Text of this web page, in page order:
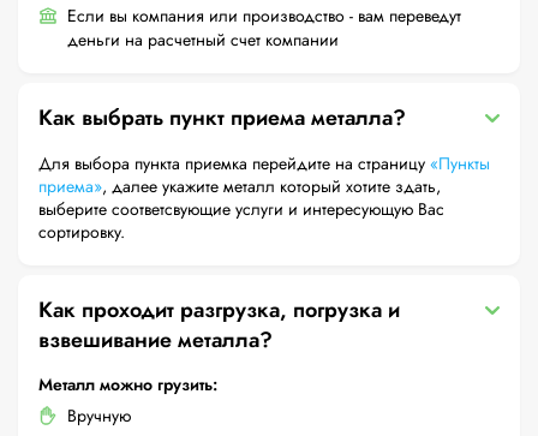
Если вы компания или производство - вам переведут
деньги на расчетный счет компании
Как выбрать пункт приема металла?
Для выбора пункта приемка перейдите на страницу «Пункты
приема», далее укажите металл который хотите здать,
выберите соответсвующие услуги и интересующую Вас
сортировку.
Как проходит разгрузка, погрузка и
взвешивание металла?
Металл можно грузить:
Вручную